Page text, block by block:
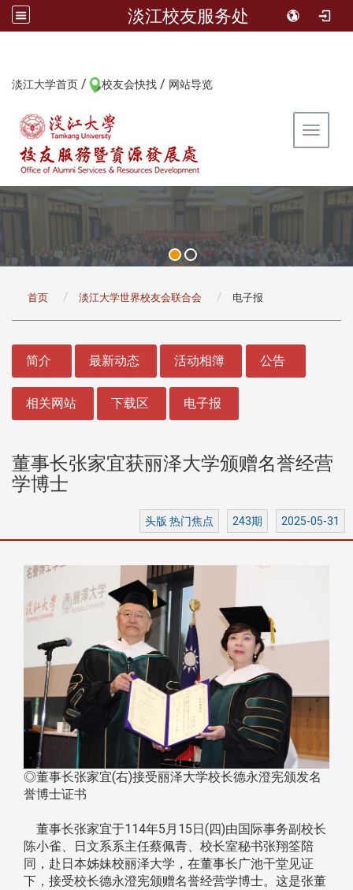
淡江校友服务处
淡江大学首页 / 校友会快找 / 网站导览
Toggle
首页 淡江大学世界校友会联合会 电子报
简介 最新动态 活动相簿 公告
相关网站 下载区 电子报
董事长张家宜获丽泽大学颁赠名誉经营
学博士
头版 热门焦点 243期 2025-05-31
◎董事长张家宜(右)接受丽泽大学校长德永澄宪颁发名
誉博士证书
董事长张家宜于114年5月15日(四)由国际事务副校长
陈小雀、日文系系主任蔡佩青、校长室秘书张翔筌陪
同，赴日本姊妹校丽泽大学，在董事长广池干堂见证
下，接受校长德永澄宪颁赠名誉经营学博士。这是张董